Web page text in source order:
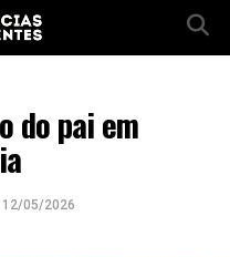
do pai em
12/05/2026